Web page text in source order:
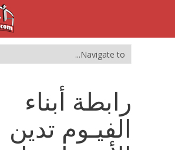
رابطة أبناء
الفيـوم تدين